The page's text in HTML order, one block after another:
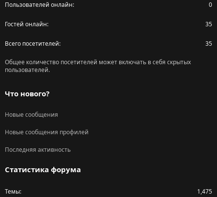
Пользователей онлайн 0
Гостей онлайн 35
Всего посетителей 35
Общее количество посетителей может включать в себя скрытых
пользователей.
Что нового?
Новые сообщения
Новые сообщения профилей
Последняя активность
Статистика форума
Темы 1,475